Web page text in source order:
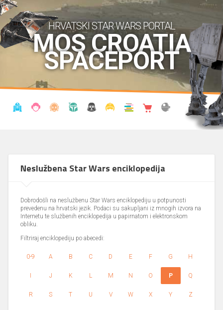
HRVATSKI STAR WARS PORTAL
MOS CROATIA
SPACEPORT
Neslužbena Star Wars enciklopedija
Dobrodošli na neslužbenu Star Wars enciklopediju u potpunosti
prevedenu na hrvatski jezik. Podaci su sakupljani iz mnogih izvora na
Internetu te službenih enciklopedija u papirnatom i elektronskom
obliku.
Filtriraj enciklopediju po abecedi:
0-9 A B C D E F G H
I J K L M N O P Q
R S T U V W X Y Z